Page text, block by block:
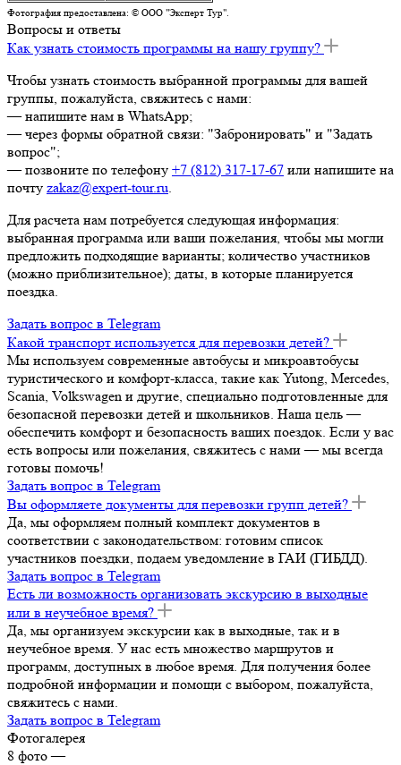
Фотография предоставлена: © ООО "Эксперт Тур".
Вопросы и ответы
Как узнать стоимость программы на нашу группу?
Чтобы узнать стоимость выбранной программы для вашей
группы, пожалуйста, свяжитесь с нами:
— напишите нам в WhatsApp;
— через формы обратной связи: "Забронировать" и "Задать
вопрос";
— позвоните по телефону +7 (812) 317-17-67 или напишите на
почту zakaz@expert-tour.ru.
Для расчета нам потребуется следующая информация:
выбранная программа или ваши пожелания, чтобы мы могли
предложить подходящие варианты; количество участников
(можно приблизительное); даты, в которые планируется
поездка.
Задать вопрос в Telegram
Какой транспорт используется для перевозки детей?
Мы используем современные автобусы и микроавтобусы
туристического и комфорт-класса, такие как Yutong, Mercedes,
Scania, Volkswagen и другие, специально подготовленные для
безопасной перевозки детей и школьников. Наша цель —
обеспечить комфорт и безопасность ваших поездок. Если у вас
есть вопросы или пожелания, свяжитесь с нами — мы всегда
готовы помочь!
Задать вопрос в Telegram
Вы оформляете документы для перевозки групп детей?
Да, мы оформляем полный комплект документов в
соответствии с законодательством: готовим список
участников поездки, подаем уведомление в ГАИ (ГИБДД).
Задать вопрос в Telegram
Есть ли возможность организовать экскурсию в выходные
или в неучебное время?
Да, мы организуем экскурсии как в выходные, так и в
неучебное время. У нас есть множество маршрутов и
программ, доступных в любое время. Для получения более
подробной информации и помощи с выбором, пожалуйста,
свяжитесь с нами.
Задать вопрос в Telegram
Фотогалерея
8 фото—